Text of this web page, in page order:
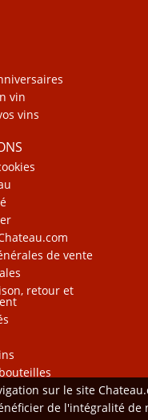
vin
vins
de vente
retour et
sur le site
de l'intégralité de